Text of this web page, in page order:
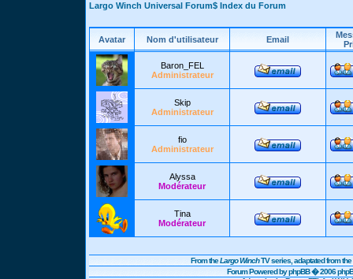
Largo Winch Universal Forum$ Index du Forum
Avatar Nom d'utilisateur Email
Baron_FEL
Administrateur
Skip
Administrateur
fio
Administrateur
Alyssa
Modérateur
Tina
Modérateur
From theLargo WinchTV series, adaptated from
Forum Powered byphpBB� 2006